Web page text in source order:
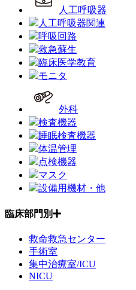
人工呼吸器
人工呼吸器関連
呼吸回路
救急蘇生
臨床医学教育
モニタ
外科
検査機器
睡眠検査機器
体温管理
点検機器
マスク
設備用機材・他
臨床部門別
救命救急センター
手術室
集中治療室/ICU
NICU